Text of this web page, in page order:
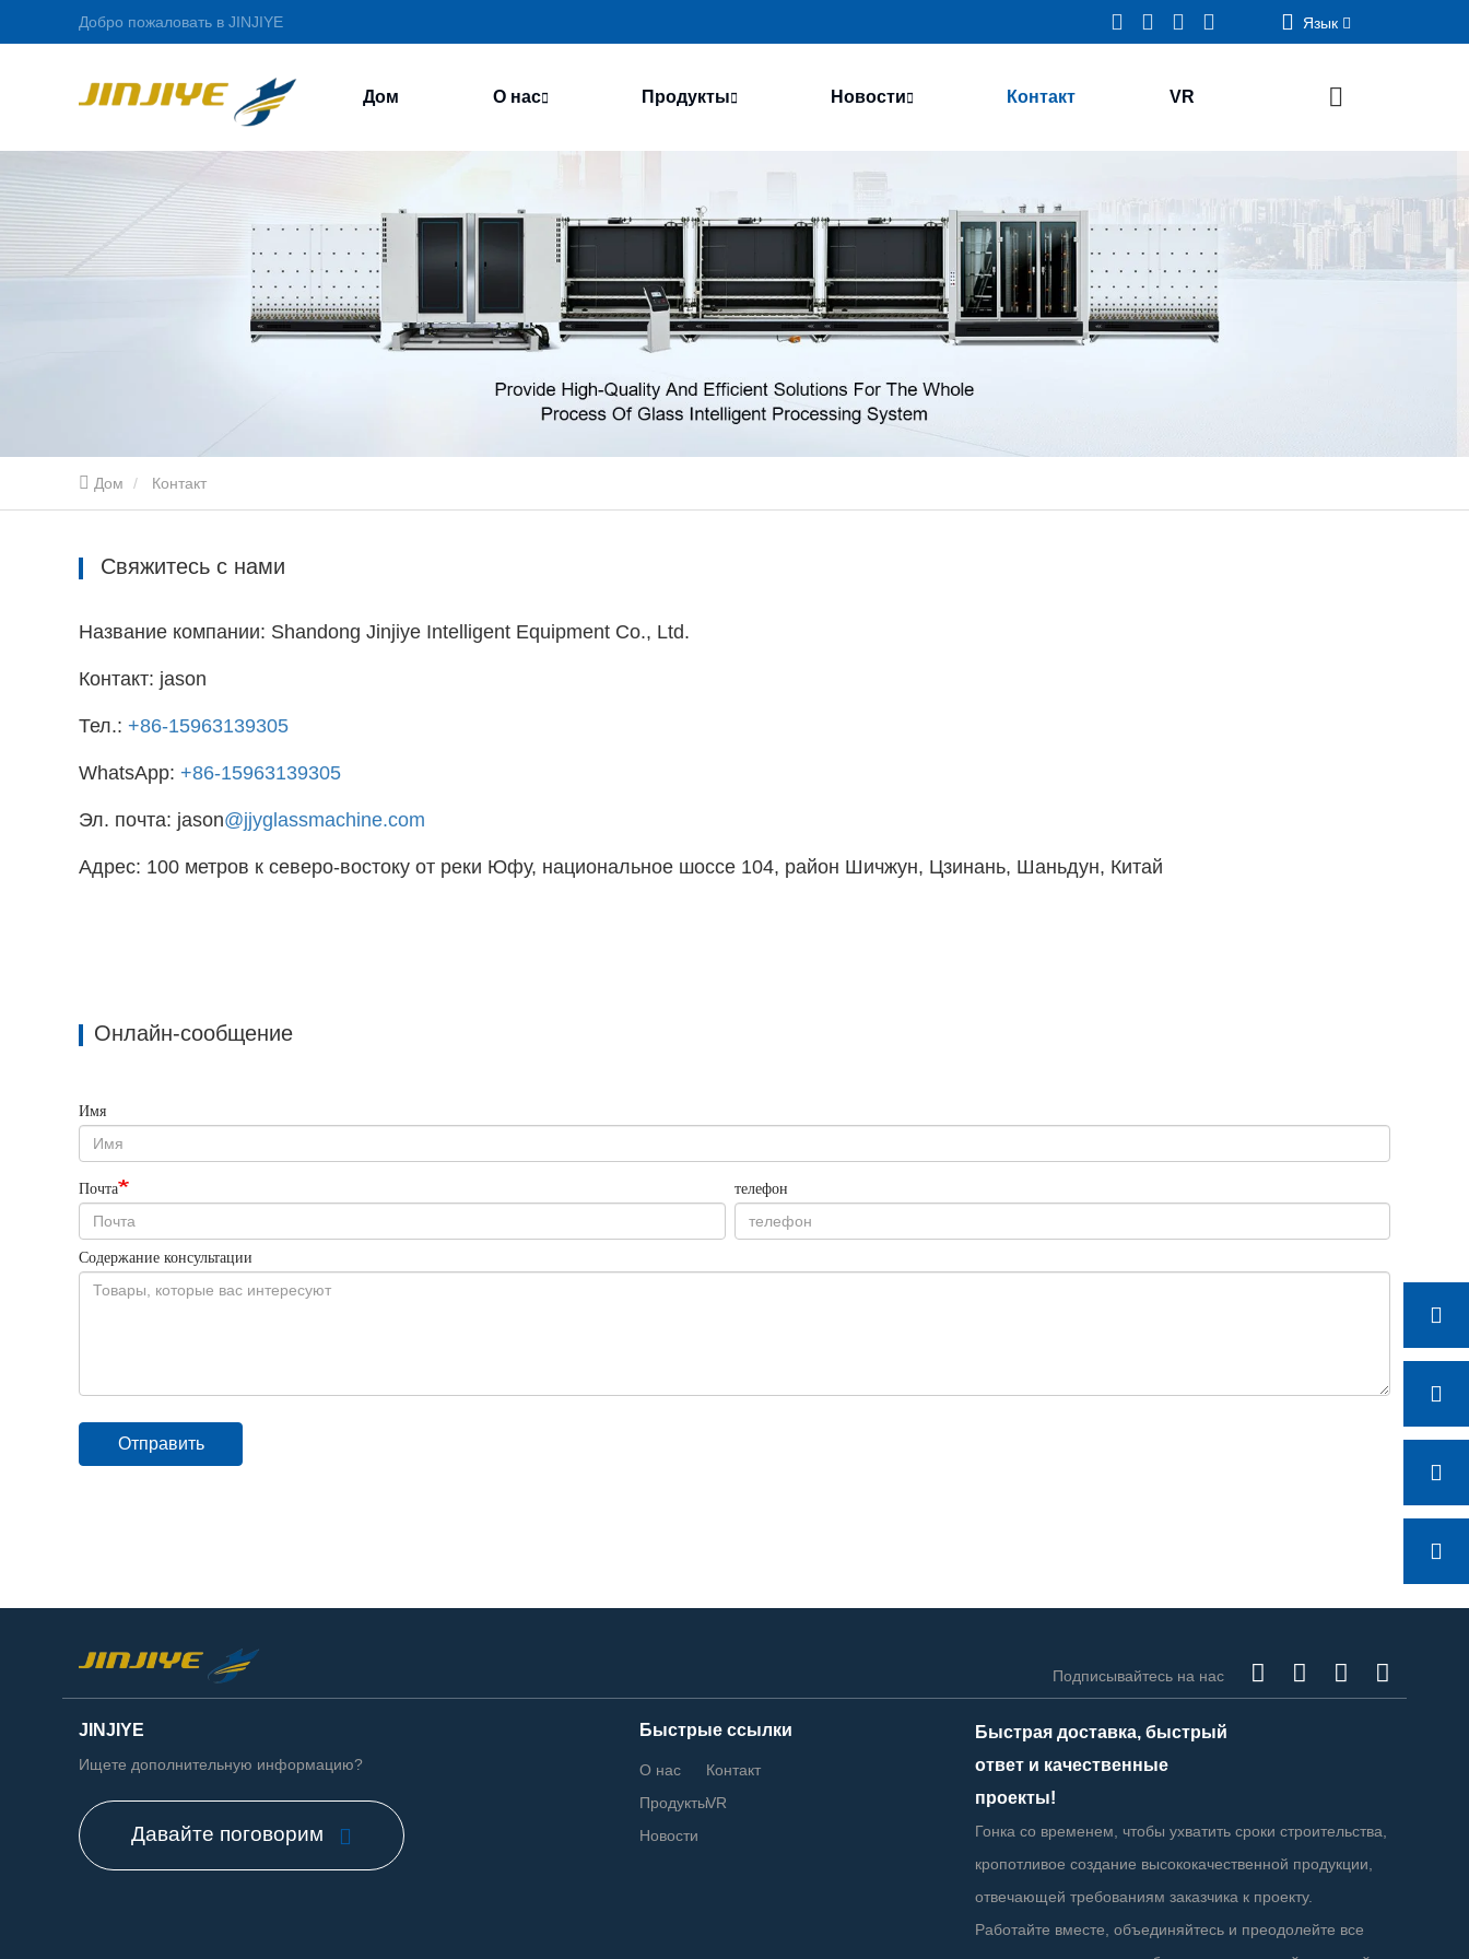
Добро пожаловать в JINJIYE Язык
Дом О нас Продукты Новости Контакт VR
Дом Контакт
Свяжитесь с нами
Название компании: Shandong Jinjiye Intelligent Equipment Co., Ltd.
Контакт: jason
Тел.: +86-15963139305
WhatsApp: +86-15963139305
Эл. почта: jason@jjyglassmachine.com
Адрес: 100 метров к северо-востоку от реки Юфу, национальное шоссе 104, район Шичжун, Цзинань, Шаньдун, Китай
Онлайн-сообщение
Имя
Почта телефон
Содержание консультации
Отправить
Подписывайтесь на нас
JINJIYE
Ищете дополнительную информацию?
Давайте поговорим
Быстрые ссылки
О нас
Продукты
Новости
Контакт
VR
Быстрая доставка, быстрый
ответ и качественные
проекты!
Гонка со временем, чтобы ухватить сроки строительства,
кропотливое создание высококачественной продукции,
отвечающей требованиям заказчика к проекту.
Работайте вместе, объединяйтесь и преодолейте все